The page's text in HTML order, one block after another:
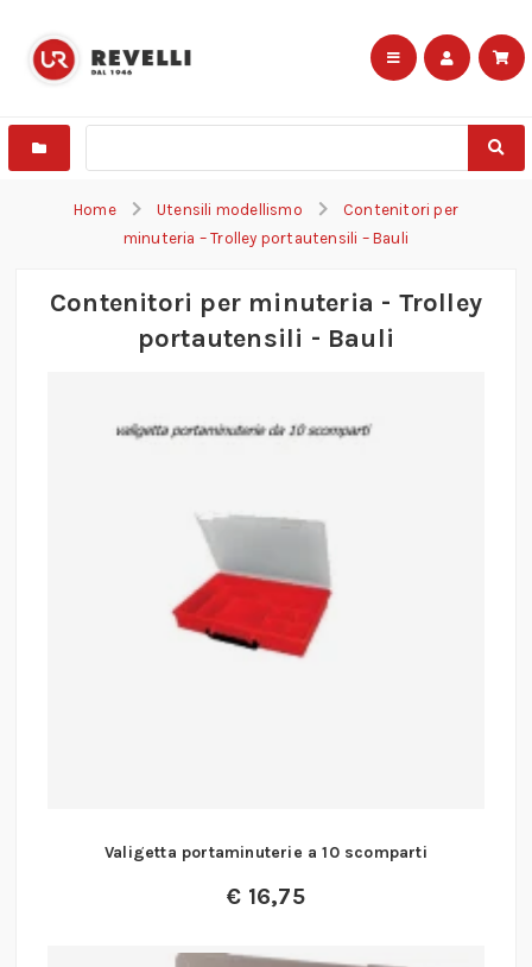
Home Utensili modellismo
Contenitori per
minuteria – Trolley portautensili – Bauli
Contenitori per minuteria - Trolley
portautensili - Bauli
Valigetta portaminuterie a 10 scomparti
€ 16,75